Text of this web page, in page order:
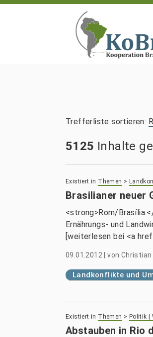
Trefferliste sortieren:
5125 Inhalte
Existiert in Themen >
Brasilianer neuer
<strong>Rom/
Ernährungs- und
[weiterlesen bei <a
09.01.2012 |von Christian
Landkonflikte und
Existiert in Themen > Politik |
Abstauben in Rio